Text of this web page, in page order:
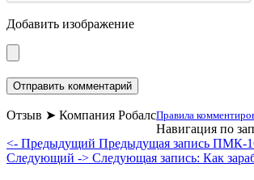
Добавить изображение
Правила
Отзыв ➤ Компания Робалс
Навигация по
<- Предыдущий Предыдущая запись ПМК-
Следующий -> Следующая запись: Как